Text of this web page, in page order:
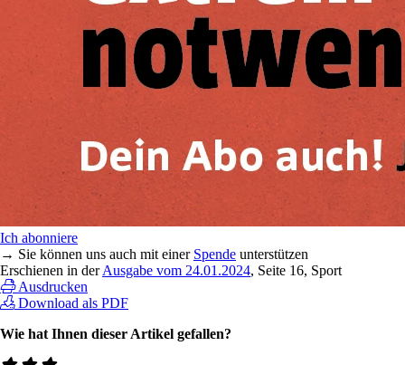
Ich abonniere
→ Sie können uns auch mit einer Spende unterstützen
Erschienen in derAusgabe vom 24.01.2024, Seite 16, Sport
Ausdrucken
Download als PDF
Wie hat Ihnen dieser Artikel gefallen?